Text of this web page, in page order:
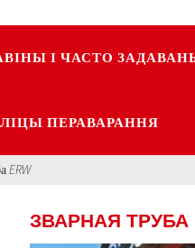
І ЧАСТО
ПЕРАВАРАННЯ
ERW
ЗВАРНАЯ ТРУБА